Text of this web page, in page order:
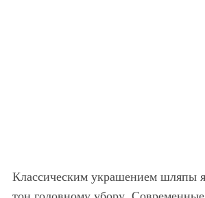
Классическим украшением шляпы